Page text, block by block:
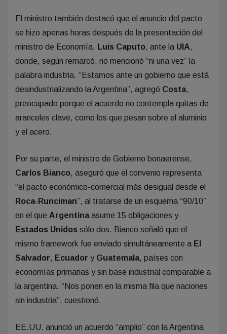
El ministro también destacó que el anuncio del pacto
se hizo apenas horas después de la presentación del
ministro de Economía, Luis Caputo, ante la UIA,
donde, según remarcó, no mencionó “ni una vez” la
palabra industria. “Estamos ante un gobierno que está
desindustrializando la Argentina”, agregó Costa,
preocupado porque el acuerdo no contempla quitas de
aranceles clave, como los que pesan sobre el aluminio
y el acero.
Por su parte, el ministro de Gobierno bonaerense,
Carlos Bianco, aseguró que el convenio representa
“el pacto económico-comercial más desigual desde el
Roca-Runciman”, al tratarse de un esquema “90/10”
en el que Argentinaasume 15 obligaciones y
Estados Unidos sólo dos. Bianco señaló que el
mismo framework fue enviado simultáneamente a El
Salvador, Ecuador y Guatemala, países con
economías primarias y sin base industrial comparable a
la argentina. “Nos ponen en la misma fila que naciones
sin industria”, cuestionó.
EE.UU. anunció un acuerdo “amplio” con la Argentina